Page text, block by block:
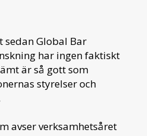
sedan Global Bar
har ingen faktiskt
är så gott som
styrelser och
avser verksamhetsåret